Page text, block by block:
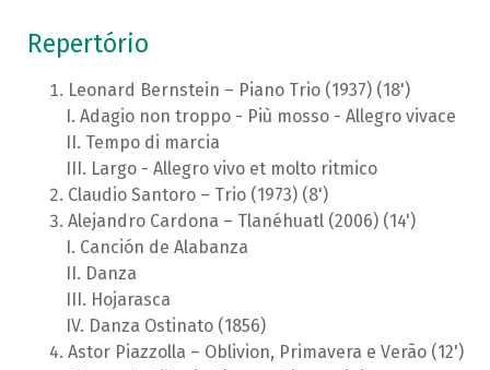
Repertório
Leonard Bernstein – Piano Trio (1937) (18')
Adagio non troppo - Più mosso - Allegro vivace
Tempo di marcia
Largo - Allegro vivo et molto ritmico
Claudio Santoro – Trio (1973) (8')
Alejandro Cardona – Tlanéhuatl (2006) (14')
Canción de Alabanza
Danza
Hojarasca
Danza Ostinato (1856)
Astor Piazzolla – Oblivion, Primavera e Verão (12')